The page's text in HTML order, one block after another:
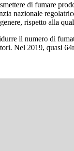
di fumare
nazionale
rispetto alla
il numero di
Nel 2019, quasi